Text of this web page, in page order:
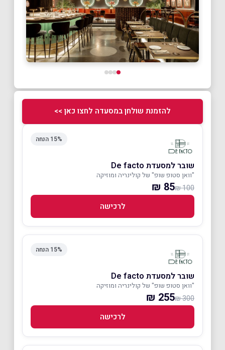
להזמנת שולחן במסעדה לחצו כאן >>
15% הנחה
שובר למסעדת De facto
"וואן סטופ שופ" של קולינריה ומוזיקה
100 ₪
85 ₪
לרכישה
15% הנחה
שובר למסעדת De facto
"וואן סטופ שופ" של קולינריה ומוזיקה
300 ₪
255 ₪
לרכישה